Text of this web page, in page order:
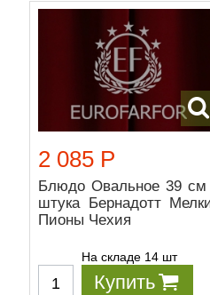
2 085 Р
Блюдо Овальное 39 см
штука Бернадотт
Пионы Чехия
На складе 14 шт
Купить